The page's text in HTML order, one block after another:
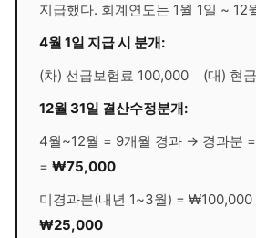
지급했다. 회계연도는 1월 1일 ~ 12
4월 1일 지급 시 분개:
(차) 선급보험료 100,000 (대) 현
12월 31일 결산수정분개:
4월~12월 = 9개월 경과 → 경과분
= ₩75,000
미경과분(내년 1~3월) =
₩25,000